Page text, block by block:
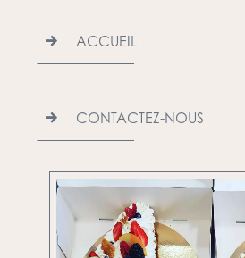
ACCUEIL
CONTACTEZ-NOUS